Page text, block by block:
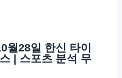
월28일 한신 타이
| 스포츠 분석 무